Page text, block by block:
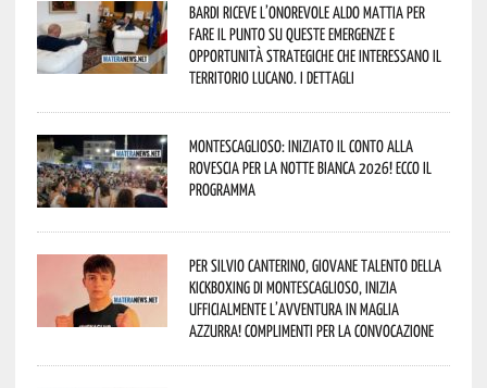
Bardi riceve l’onorevole Aldo Mattia per
fare il punto su queste emergenze e
opportunità strategiche che interessano il
territorio lucano. I dettagli
Montescaglioso: iniziato il conto alla
rovescia per la Notte Bianca 2026! Ecco il
programma
Per Silvio Canterino, giovane talento della
kickboxing di Montescaglioso, inizia
ufficialmente l’avventura in maglia
azzurra! Complimenti per la convocazione